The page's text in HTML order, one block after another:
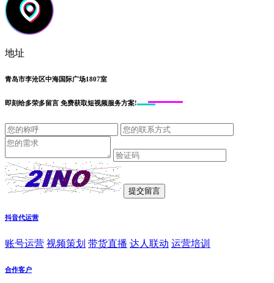
地址
青岛市李沧区中海国际广场1807室
即刻给多荣多留言 免费获取短视频服务方案!
抖音代运营
账号运营 视频策划 带货直播 达人联动 运营培训
合作客户